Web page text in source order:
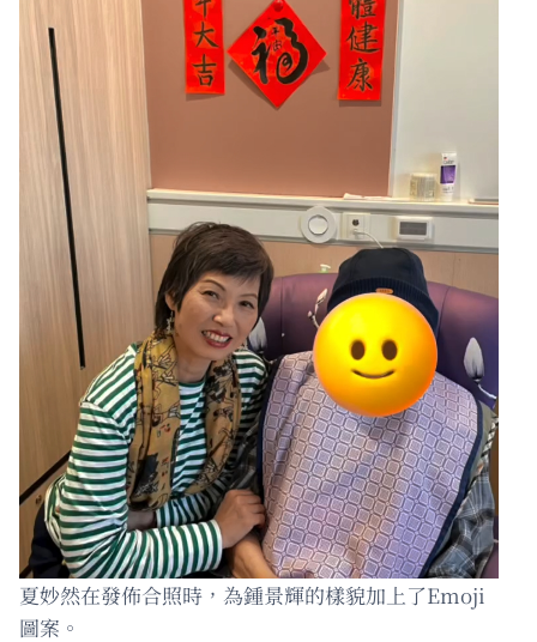
夏妙然在發佈合照時，為鍾景輝的樣貌加上了Emoji
圖案。